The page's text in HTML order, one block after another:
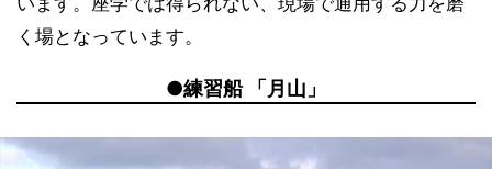
く場となっています。
●練習船 「月山」